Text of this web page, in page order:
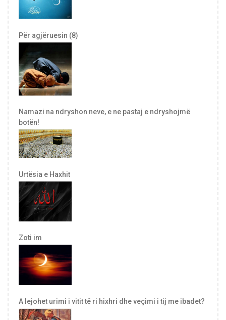
Për agjëruesin (8)
Namazi na ndryshon neve, e ne pastaj e ndryshojmë
botën!
Urtësia e Haxhit
Zoti im
A lejohet urimi i vitit të ri hixhri dhe veçimi i tij me ibadet?